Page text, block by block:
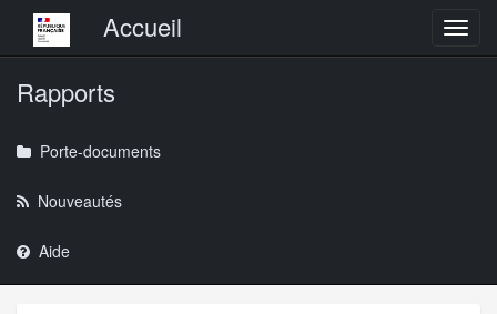
Menu principalAccueil
Rapports
Porte-documents
Nouveautés
Aide